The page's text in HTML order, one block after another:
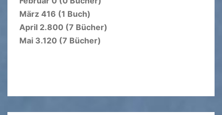
März 416 (1 Buch)
April 2.800 (7 Bücher)
Mai 3.120 (7 Bücher)